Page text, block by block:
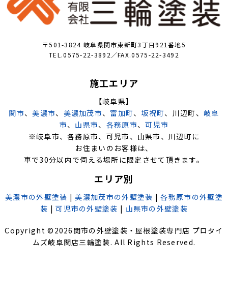
〒501-3824 岐阜県関市東新町3丁目921番地5
TEL.0575-22-3892／FAX.0575-22-3492
施工エリア
【岐阜県】
関市、美濃市、 美濃加茂市、 富加町、 坂祝町、川辺町、 岐阜
市、 山県市、 各務原市、可児市
※岐阜市、各務原市、可児市、山県市、川辺町に
お住まいのお客様は、
車で30分以内で伺える場所に限定させて頂きます。
エリア別
美濃市の外壁塗装 |美濃加茂市の外壁塗装 |各務原市の外壁塗
装 |可児市の外壁塗装 | 山県市の外壁塗装
Copyright © 2026 関市の外壁塗装・屋根塗装専門店 プロタイ
ムズ岐阜関店三輪塗装. All Rights Reserved.